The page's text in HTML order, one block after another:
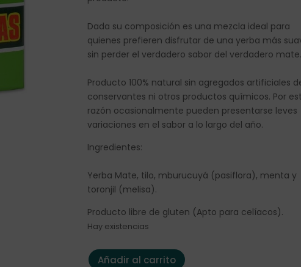
Dada su composición es una mezcla ideal para
quienes prefieren disfrutar de una yerba más
sin perder el verdadero sabor del verdadero
Producto 100% natural sin agregados artificiales
conservantes ni otros productos químicos. Por
razón ocasionalmente pueden presentarse leves
variaciones en el sabor a lo largo del año.
Ingredientes:
Yerba Mate, tilo, mburucuyá (pasiflora), menta y
toronjil (melisa).
Producto libre de gluten (Apto para celíacos).
Hay existencias
YERBA MATE CANARIAS SERENA cantidad
Añadir al carrito